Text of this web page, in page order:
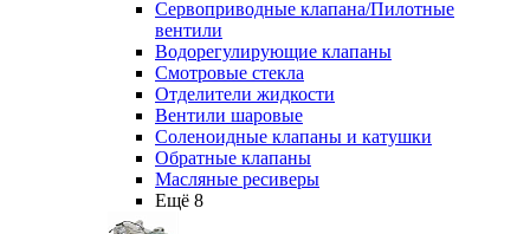
Сервоприводные клапана/Пилотные
вентили
Водорегулирующие клапаны
Смотровые стекла
Отделители жидкости
Вентили шаровые
Соленоидные клапаны и катушки
Обратные клапаны
Масляные ресиверы
Ещё 8